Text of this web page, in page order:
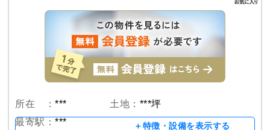
所在 ：***
最寄駅：***
土地： ***坪
＋特徴・設備を表示する